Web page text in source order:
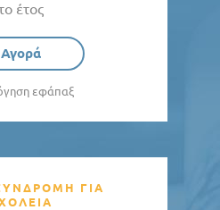
έτος
Αγορά
εφάπαξ
ΓΙΑ